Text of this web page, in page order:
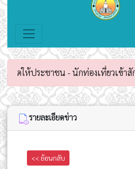
ปิดให้ประชาชน - นักท่องเที่ยวเข้าสั
รายละเอียดข่าว
<< ย้อนกลับ